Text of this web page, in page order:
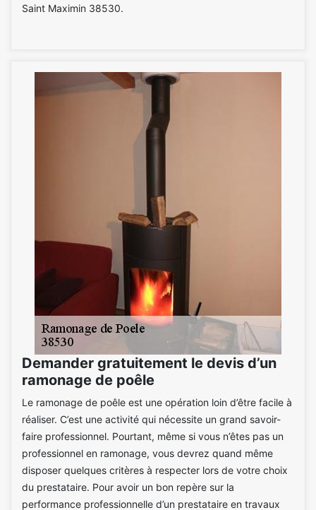
Saint Maximin 38530.
Demander gratuitement le devis d’un
ramonage de poêle
Le ramonage de poêle est une opération loin d’être facile à
réaliser. C’est une activité qui nécessite un grand savoir-
faire professionnel. Pourtant, même si vous n’êtes pas un
professionnel en ramonage, vous devrez quand même
disposer quelques critères à respecter lors de votre choix
du prestataire. Pour avoir un bon repère sur la
performance professionnelle d’un prestataire en travaux